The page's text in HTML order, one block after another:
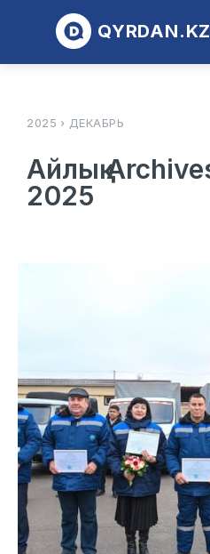
QYRDAN.KZ
2025 ДЕКАБРЬ
Айлық
2025